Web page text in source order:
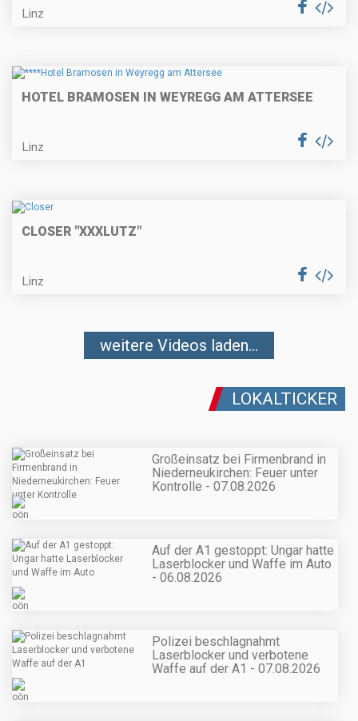
Linz
HOTEL BRAMOSEN IN WEYREGG AM ATTERSEE
Linz
CLOSER "XXXLUTZ"
Linz
weitere Videos laden...
LOKALTICKER
Großeinsatz bei Firmenbrand in
Niederneukirchen: Feuer unter
Kontrolle - 07.08.2026
Auf der A1 gestoppt: Ungar hatte
Laserblocker und Waffe im Auto
- 06.08.2026
Polizei beschlagnahmt
Laserblocker und verbotene
Waffe auf der A1 - 07.08.2026